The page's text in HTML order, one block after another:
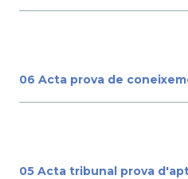
06 Acta prova de
05 Acta tribunal prova